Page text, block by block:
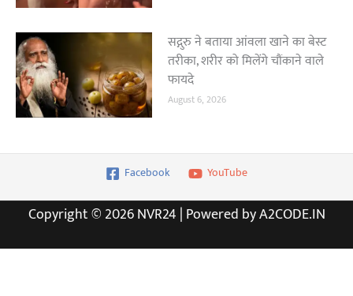
सद्गुरु ने बताया आंवला खाने का बेस्ट
तरीका, शरीर को मिलेंगे चौंकाने वाले
फायदे
August 6, 2026
Facebook YouTube
Copyright © 2026 NVR24 | Powered by A2CODE.IN